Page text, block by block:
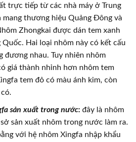
trực tiếp từ các nhà máy ở Trung
mang thương hiệu Quảng Đông và
Zhongkai được dán tem xanh
Quốc. Hai loại nhôm này có kết cấu
đương nhau. Tuy nhiên nhôm
giá thành nhỉnh hơn nhôm tem
tem đỏ có màu ánh kim, còn
sản xuất trong nước:đây là nhôm
sản xuất nhôm trong nước làm ra.
với hệ nhôm Xingfa nhập khẩu